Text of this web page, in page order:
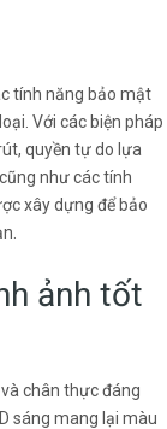
tính năng bảo mật
Với các biện pháp
quyền tự do lựa
như các tính
xây dựng để bảo
ảnh tốt
chân thực đáng
sáng mang lại màu